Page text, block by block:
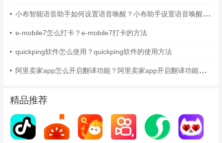
小布智能语音助手如何设置语音唤醒？小布助手设置语音唤醒的方法
e-mobile7怎么打卡？e-mobile7打卡的方法
quickping软件怎么使用？quickping软件的使用方法
阿里卖家app怎么开启翻译功能？阿里卖家app开启翻译功能的方法
精品推荐